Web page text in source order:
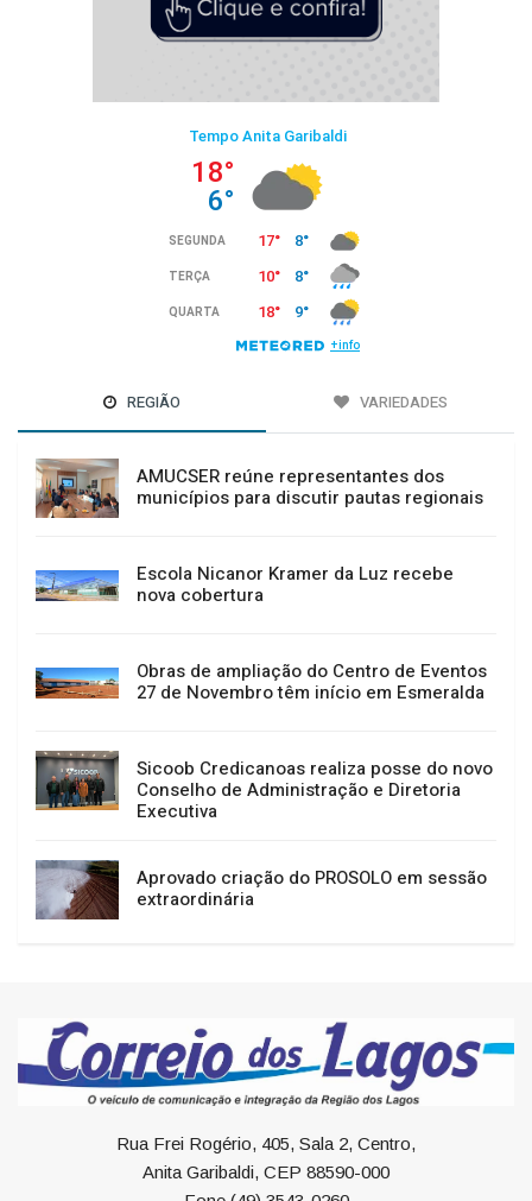
REGIÃO VARIEDADES
AMUCSER reúne representantes dos
municípios para discutir pautas regionais
Escola Nicanor Kramer da Luz recebe
nova cobertura
Obras de ampliação do Centro de Eventos
27 de Novembro têm início em Esmeralda
Sicoob Credicanoas realiza posse do novo
Conselho de Administração e Diretoria
Executiva
Aprovado criação do PROSOLO em sessão
extraordinária
Rua Frei Rogério, 405, Sala 2, Centro,
Anita Garibaldi, CEP 88590-000